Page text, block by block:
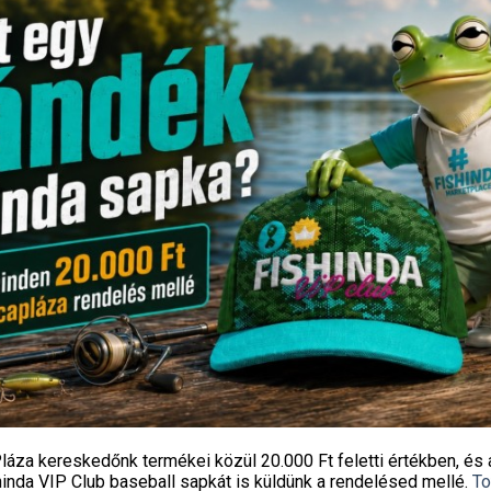
Feeder ZÖLD Spicc 220 gr -
3,90m-es bothoz
4 990Ft
Fishingoutlet
TOP MIX AsterX Method
27 990Ft
Fishingoutlet
Ingyenes szállítás
kereskedőnk termékei közül 20.000 Ft felettiértékben, és
VIP Club baseball sapkátis küldünk a rendelésed mellé.